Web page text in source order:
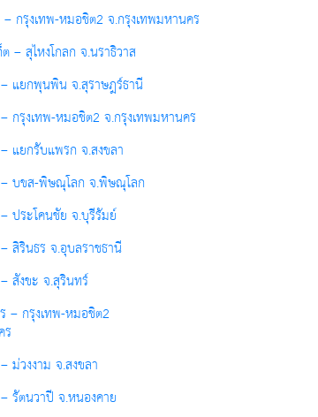
กรุงเทพ-หมอชิต2 จ.กรุงเทพมหานคร
– สุไหงโกลก จ.นราธิวาส
แยกพุนพิน จ.สุราษฎร์ธานี
กรุงเทพ-หมอชิต2 จ.กรุงเทพมหานคร
แยกรับแพรก จ.สงขลา
– บขส-พิษณุโลก จ.พิษณุโลก
ประโคนชัย จ.บุรีรัมย์
สิรินธร จ.อุบลราชธานี
สังขะ จ.สุรินทร์
– กรุงเทพ-หมอชิต2
ม่วงงาม จ.สงขลา
รัตนวาปี จ.หนองคาย